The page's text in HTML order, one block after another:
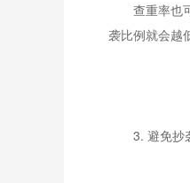
查重率也
袭比例就会越
3. 避免抄